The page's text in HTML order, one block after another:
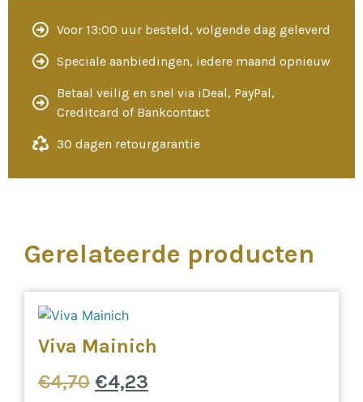
Voor 13:00 uur besteld, volgende dag geleverd
Speciale aanbiedingen, iedere maand opnieuw
Betaal veilig en snel via iDeal, PayPal,
Creditcard of Bankcontact
30 dagen retourgarantie
Gerelateerde producten
Viva Mainich
€4,70 €4,23